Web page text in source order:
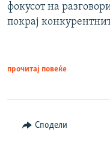
фокусот на
покрај
прочитај повеќе
Сподели